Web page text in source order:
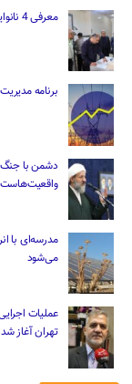
معرفی 4 نانوایی متخلف بهارستان به تعزیرات
برنامه
دشمن با جنگ
واقعیت‌هاست
مدرسه‌ای با
می‌شود
تهران آغاز شد